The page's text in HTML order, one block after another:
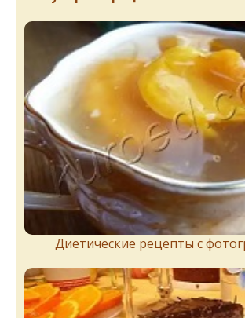
Диетические рецепты с